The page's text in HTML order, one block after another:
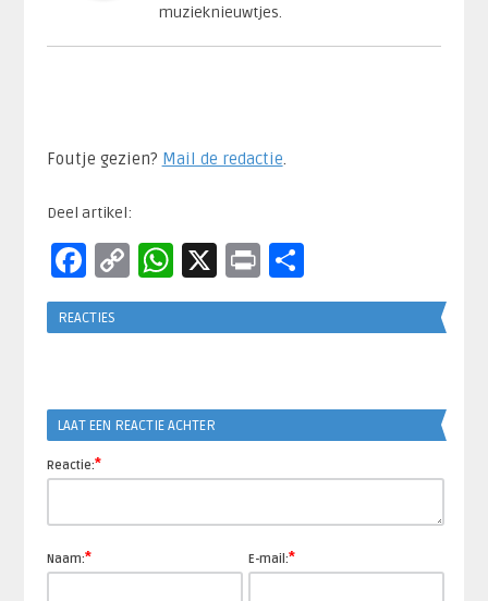
muzieknieuwtjes.
Foutje gezien? Mail de redactie.​
Deel artikel:
Facebook
Copy
Link
WhatsApp
X PrintDelen
REACTIES
LAAT EEN REACTIE ACHTER
Reactie:*
Naam:* E-mail:*